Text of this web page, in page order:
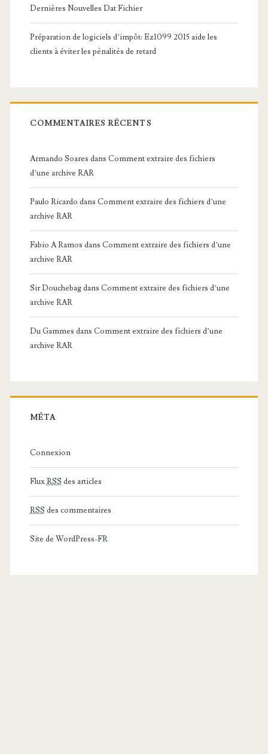
Dernières Nouvelles Dat Fichier
Préparation de logiciels d’impôt: Ez1099 2015 aide les
clients à éviter les pénalités de retard
COMMENTAIRES RÉCENTS
Armando Soares dans Comment extraire des fichiers
d’une archive RAR
Paulo Ricardo dans Comment extraire des fichiers d’une
archive RAR
Fabio A Ramos dans Comment extraire des fichiers d’une
archive RAR
Sir Douchebagdans Comment extraire des fichiers d’une
archive RAR
Du Gammes dans Comment extraire des fichiers d’une
archive RAR
MÉTA
Connexion
FluxRSS des articles
RSS des commentaires
Site de WordPress-FR